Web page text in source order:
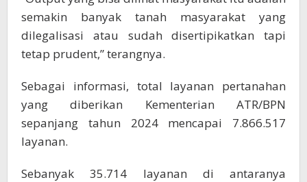
semakin banyak tanah masyarakat yang
dilegalisasi atau sudah disertipikatkan tapi
tetap prudent,” terangnya.
Sebagai informasi, total layanan pertanahan
yang diberikan Kementerian ATR/BPN
sepanjang tahun 2024 mencapai 7.866.517
layanan.
Sebanyak 35.714 layanan di antaranya